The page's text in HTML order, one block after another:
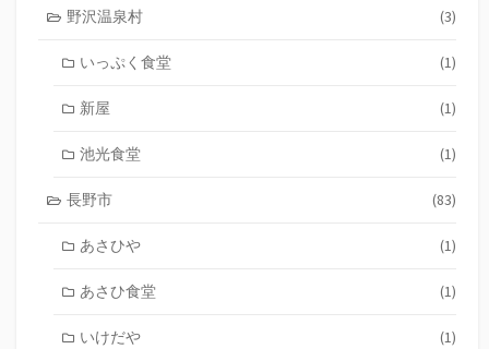
野沢温泉村 (3)
いっぷく食堂 (1)
新屋 (1)
池光食堂 (1)
長野市 (83)
あさひや (1)
あさひ食堂 (1)
いけだや (1)